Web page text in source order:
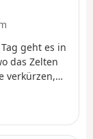
geht es in
das Zelten
verkürzen,
ist die
zu
Vorsicht: